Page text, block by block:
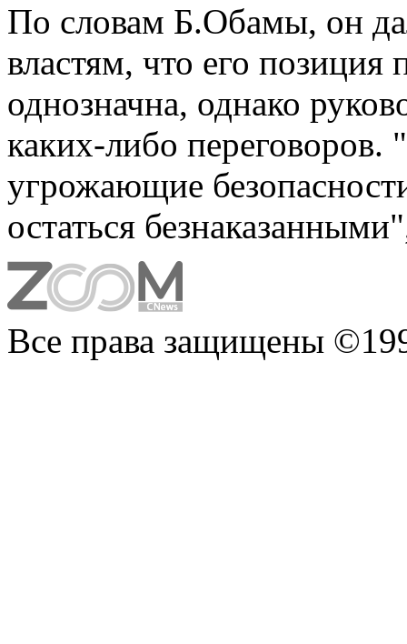
По словам Б.Обамы, он
властям, что его позиция
однозначна, однако
каких-либо
угрожающие
остаться
Все права защищены